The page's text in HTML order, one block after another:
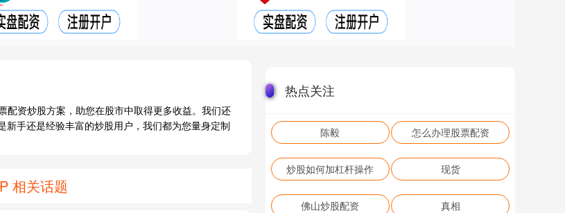
资炒股方案，助您在股市中取得更多收益。我们还
手还是经验丰富的炒股用户，我们都为您量身定制
相关话题
热点关注
陈毅 怎么办理股票配资
炒股如何加杠杆操作 现货
佛山炒股配资 真相